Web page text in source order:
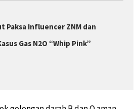
Paksa Influencer ZNM dan
Gas N2O “Whip Pink”